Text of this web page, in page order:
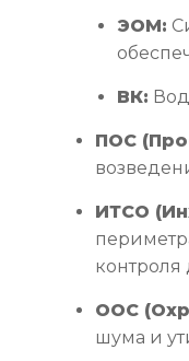
ЭОМ:
ВК:
ПОС
ИТСО
контроля
ООС
шума и